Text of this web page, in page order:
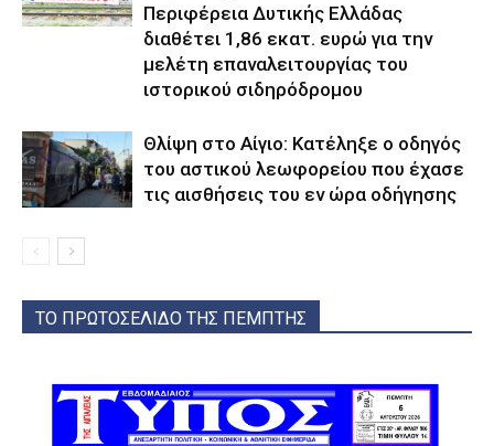
Περιφέρεια Δυτικής Ελλάδας
διαθέτει 1,86 εκατ. ευρώ για την
μελέτη επαναλειτουργίας του
ιστορικού σιδηρόδρομου
Θλίψη στο Αίγιο: Κατέληξε ο οδηγός
του αστικού λεωφορείου που έχασε
τις αισθήσεις του εν ώρα οδήγησης
ΤΟ ΠΡΩΤΟΣΕΛΙΔΟ ΤΗΣ ΠΕΜΠΤΗΣ